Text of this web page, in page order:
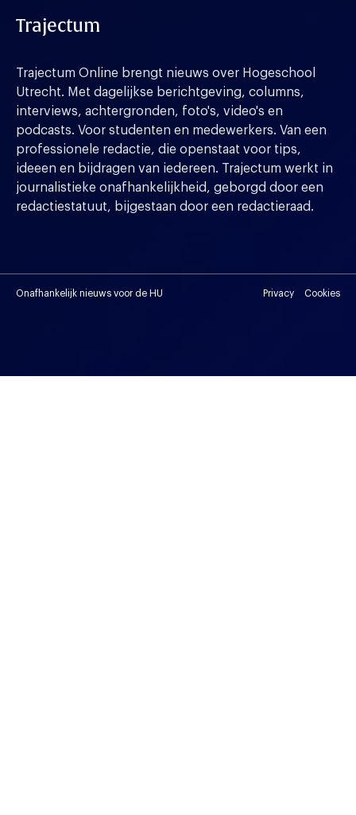
Trajectum
Trajectum Online brengt nieuws over Hogeschool
Utrecht. Met dagelijkse berichtgeving, columns,
interviews, achtergronden, foto's, video's en
podcasts. Voor studenten en medewerkers. Van een
professionele redactie, die openstaat voor tips,
ideeen en bijdragen van iedereen. Trajectum werkt in
journalistieke onafhankelijkheid, geborgd door een
redactiestatuut, bijgestaan door een redactieraad.
Onafhankelijk nieuws voor de HU Privacy Cookies